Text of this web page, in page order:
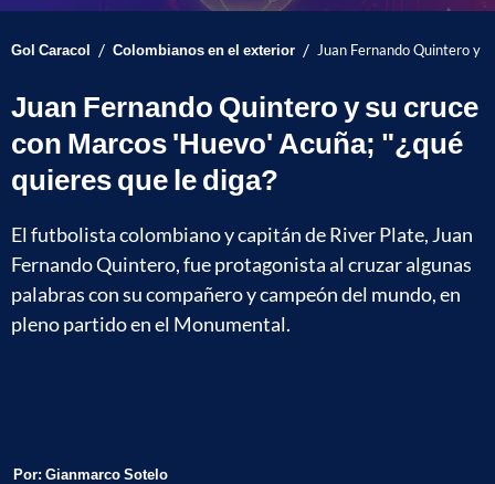
Gol Caracol / Colombianos en el exterior / Juan Fernando Quintero y
Juan Fernando Quintero y su cruce
con Marcos 'Huevo' Acuña; "¿qué
quieres que le diga?
El futbolista colombiano y capitán de River Plate, Juan
Fernando Quintero, fue protagonista al cruzar algunas
palabras con su compañero y campeón del mundo, en
pleno partido en el Monumental.
Por: Gianmarco Sotelo